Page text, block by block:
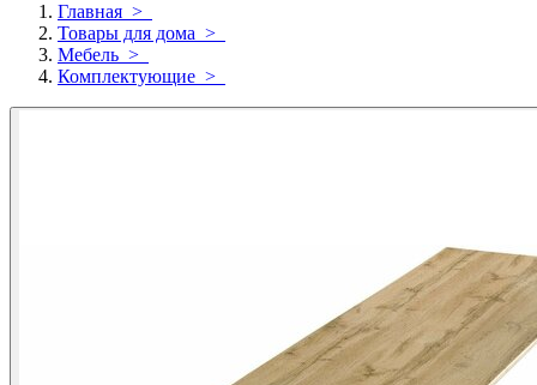
Главная >
Товары для дома >
Мебель >
Комплектующие >